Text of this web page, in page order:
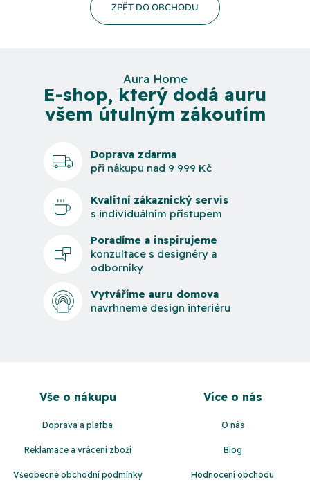
ZPĚT DO OBCHODU
Aura Home
E-shop, který dodá auru
všem útulným zákoutím
Doprava zdarma
při nákupu nad 9 999 Kč
Kvalitní zákaznický servis
s individuálním přístupem
Poradíme a inspirujeme
konzultace s designéry a
odborníky
Vytváříme auru domova
navrhneme design interiéru
Vše o nákupu
Doprava a platba
Reklamace a vrácení zboží
Všeobecné obchodní podmínky
Více o nás
O nás
Blog
Hodnocení obchodu